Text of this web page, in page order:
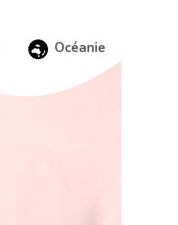
Océanie